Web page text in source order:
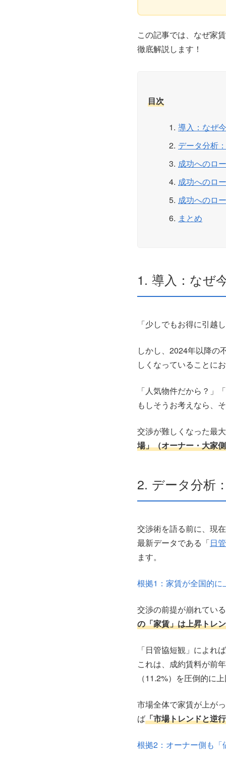
この記事では、なぜ家
徹底解説します！
目次
導入：なぜ
データ分析
成功へのロ
成功へのロ
成功へのロ
まとめ
1. 導入：なぜ
「少しでもお得に引
しかし、2024年以降の
しくなっていることに
「人気物件だから？」
もしそうお考えなら、
交渉が難しくなった最
場」（オーナー・大家
2. データ分析
交渉術を語る前に、現
最新データである「日
ます。
根拠1：家賃が全国的に
交渉の前提が崩れてい
の「家賃」は上昇トレ
「日管協短観」によれ
これは、成約賃料が前
（11.2%）を圧倒的に
市場全体で家賃が上が
ば「市場トレンドと逆
根拠2：オーナー側も